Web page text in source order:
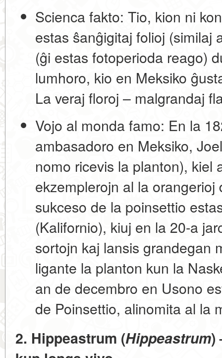
Scienca fakto: Tio, kion ni
estas ŝanĝigitaj folioj (similaj
(ĝi estas fotoperioda reago)
lumhoro, kio en Meksiko
La veraj floroj – malgrandaj
Vojo al monda famo: En la
ambasadoro en Meksiko,
nomo ricevis la planton), kiel
ekzemplerojn al la
sukceso de la poinsettio
(Kalifornio), kiuj en la 20-a
sortojn kaj lansis grandegan
ligante la planton kun la
an de decembro en Usono
de Poinsettio, alinomita al la
2. Hippeastrum (Hippeastrum)